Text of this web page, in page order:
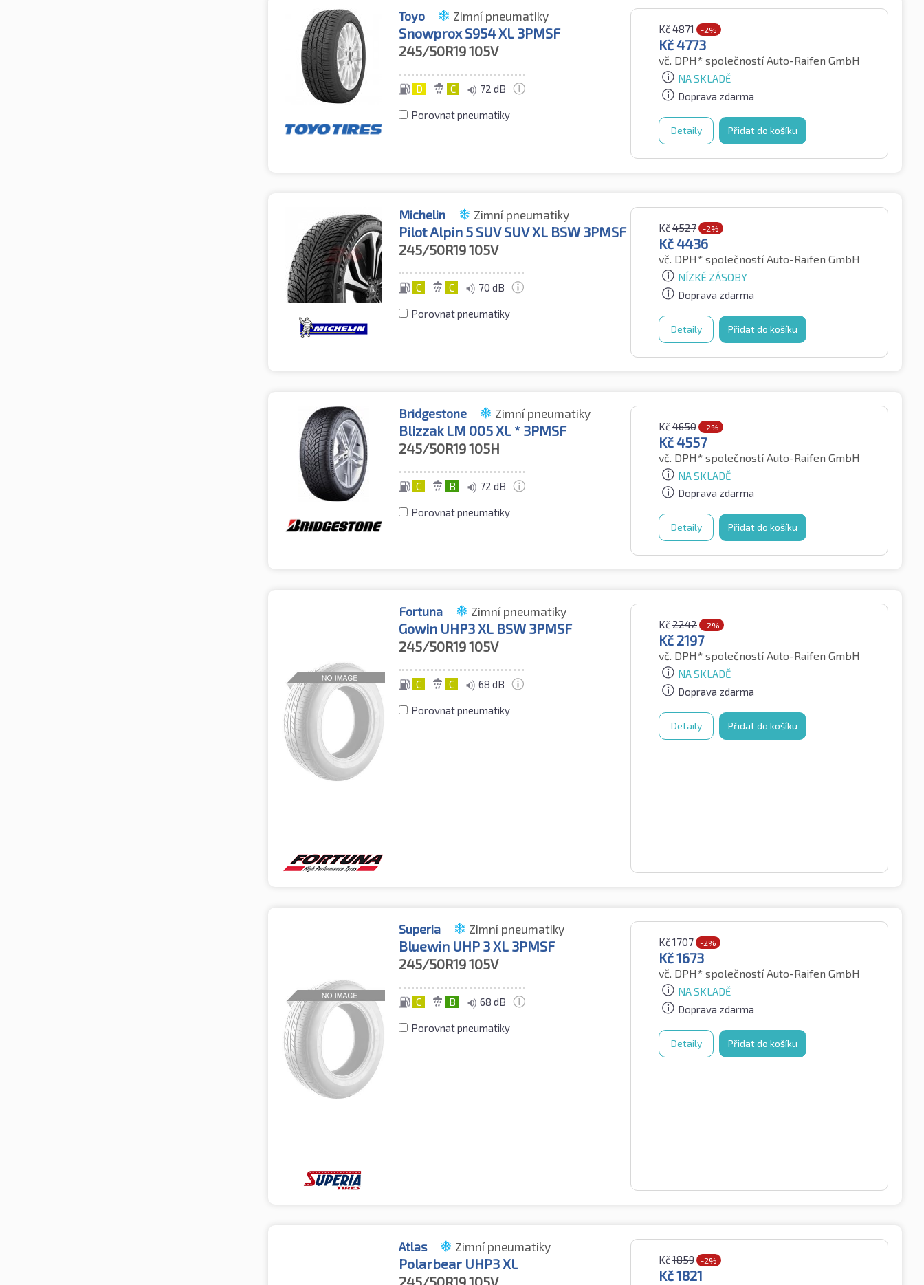
Toyo Zimní pneumatiky
Snowprox S954 XL 3PMSF
245/50R19105V
D C 72 dB
Porovnat pneumatiky
Kč4871 -2%
Kč4773
vč. DPH* společností Auto-Raifen GmbH
NA SKLADĚ
Doprava zdarma
Detaily Přidat do košíku
Michelin Zimní pneumatiky
Pilot Alpin 5 SUV SUV XL BSW 3PMSF
245/50R19105V
C C 70 dB
Porovnat pneumatiky
Kč4527 -2%
Kč4436
vč. DPH* společností Auto-Raifen GmbH
NÍZKÉ ZÁSOBY
Doprava zdarma
Detaily Přidat do košíku
Bridgestone Zimní pneumatiky
Blizzak LM 005 XL * 3PMSF
245/50R19105H
C B 72 dB
Porovnat pneumatiky
Kč4650 -2%
Kč4557
vč. DPH* společností Auto-Raifen GmbH
NA SKLADĚ
Doprava zdarma
Detaily Přidat do košíku
Fortuna Zimní pneumatiky
Gowin UHP3 XL BSW 3PMSF
245/50R19105V
C C 68 dB
Porovnat pneumatiky
Kč2242 -2%
Kč 2197
vč. DPH* společností Auto-Raifen GmbH
NA SKLADĚ
Doprava zdarma
Detaily Přidat do košíku
Superia Zimní pneumatiky
Bluewin UHP 3 XL 3PMSF
245/50R19105V
C B 68 dB
Porovnat pneumatiky
Kč1707 -2%
Kč1673
vč. DPH* společností Auto-Raifen GmbH
NA SKLADĚ
Doprava zdarma
Detaily Přidat do košíku
Atlas Zimní pneumatiky
Polarbear UHP3 XL
Kč1859 -2%
Kč1821